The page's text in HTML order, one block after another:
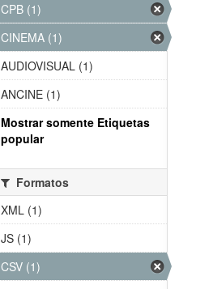
CPB (1)
CINEMA (1)
AUDIOVISUAL (1)
ANCINE (1)
Mostrar somente Etiquetas
popular
Formatos
XML (1)
JS (1)
CSV (1)